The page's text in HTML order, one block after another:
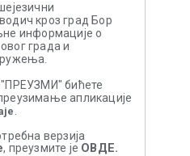
кроз град Бор
информације о
града и
бићете
апликације
верзија
, преузмите је ОВДЕ.